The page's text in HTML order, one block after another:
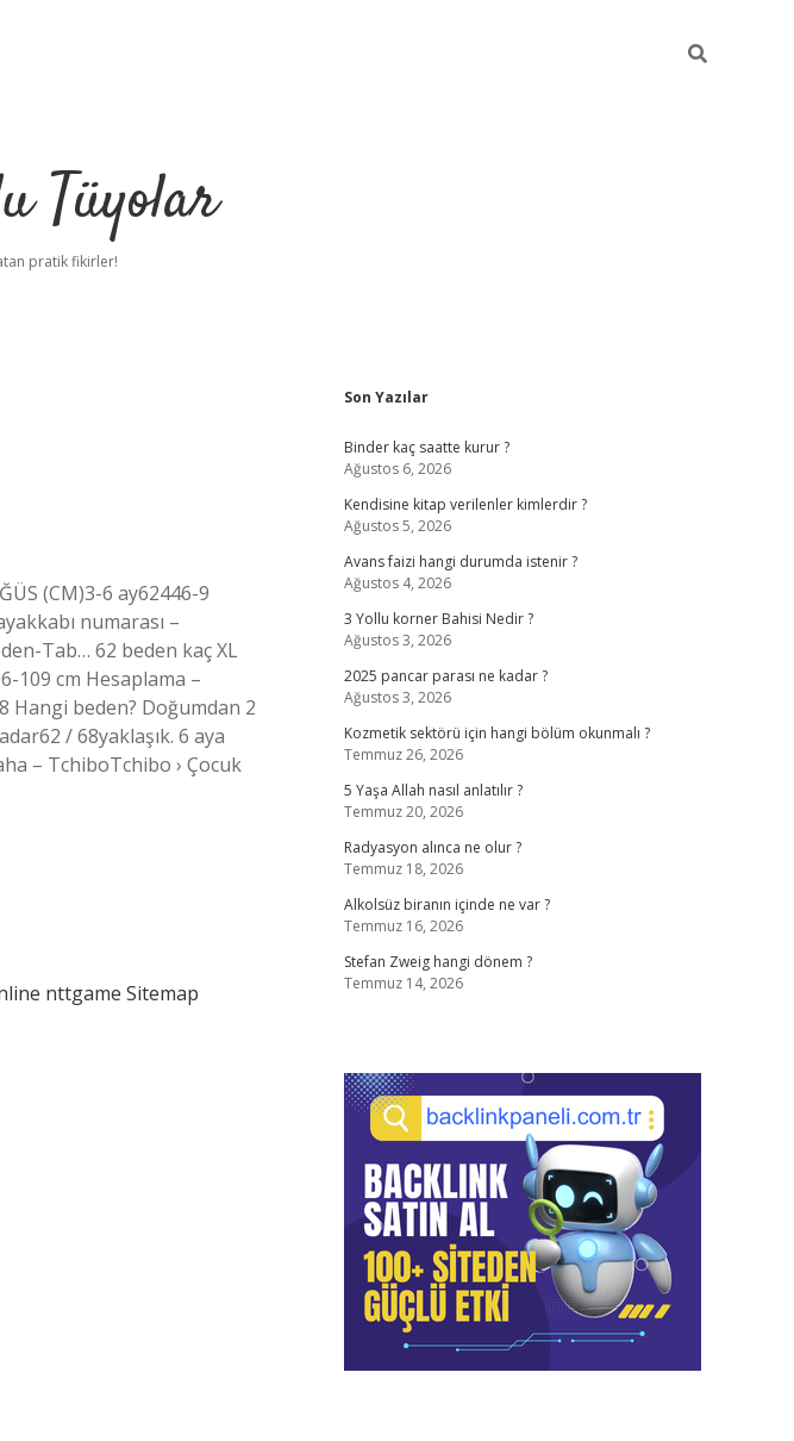
Tüyolar
pratik fikirler!
(CM)3-6 ay62446-9
numarası –
Tab… 62 beden kaç XL
109 cm Hesaplama –
Hangi beden? Doğumdan 2
/ 68yaklaşık. 6 aya
– TchiboTchibo › Çocuk
nttgame Sitemap
Sidebar
Son Yazılar
Binder kaç saatte kurur ?
Ağustos 6, 2026
Kendisine kitap verilenler kimlerdir ?
Ağustos 5, 2026
Avans faizi hangi durumda istenir ?
Ağustos 4, 2026
3 Yollu korner Bahisi Nedir ?
Ağustos 3, 2026
2025 pancar parası ne kadar ?
Ağustos 3, 2026
Kozmetik sektörü için hangi bölüm okunmalı ?
Temmuz 26, 2026
5 Yaşa Allah nasıl anlatılır ?
Temmuz 20, 2026
Radyasyon alınca ne olur ?
Temmuz 18, 2026
Alkolsüz biranın içinde ne var ?
Temmuz 16, 2026
Stefan Zweig hangi dönem ?
Temmuz 14, 2026
ilbet güncel giriş adresi